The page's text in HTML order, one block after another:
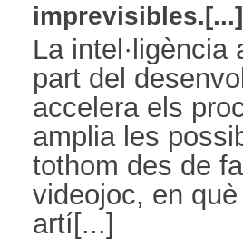
imprevisibles.[...]
La
part del
accelera els
amplia les
tothom des de
videojoc, en
artí[...]